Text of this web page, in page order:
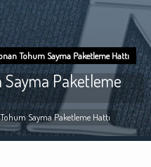
Tohum Sayma Paketleme Hattı
Sayma Paketleme
Sayma Paketleme Hattı